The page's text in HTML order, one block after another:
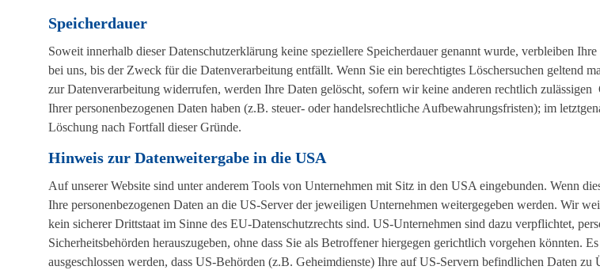
Speicherdauer
Soweit innerhalb dieser Datenschutzerklärung keine speziellere Speicherdauer genannt wurde, verbleiben Ihre
bei uns, bis der Zweck für die Datenverarbeitung entfällt. Wenn Sie ein berechtigtes Löschersuchen geltend
zur Datenverarbeitung widerrufen, werden Ihre Daten gelöscht, sofern wir keine anderen rechtlich
Ihrer personenbezogenen Daten haben (z.B. steuer- oder handelsrechtliche Aufbewahrungsfristen); im
Löschung nach Fortfall dieser Gründe.
Hinweis zur Datenweitergabe in die USA
Auf unserer Website sind unter anderem Tools von Unternehmen mit Sitz in den USA eingebunden. Wenn
Ihre personenbezogenen Daten an die US-Server der jeweiligen Unternehmen weitergegeben werden. Wir
kein sicherer Drittstaat im Sinne des EU-Datenschutzrechts sind. US-Unternehmen sind dazu verpflichtet,
Sicherheitsbehörden herauszugeben, ohne dass Sie als Betroffener hiergegen gerichtlich vorgehen könnten.
ausgeschlossen werden, dass US-Behörden (z.B. Geheimdienste) Ihre auf US-Servern befindlichen Daten zu